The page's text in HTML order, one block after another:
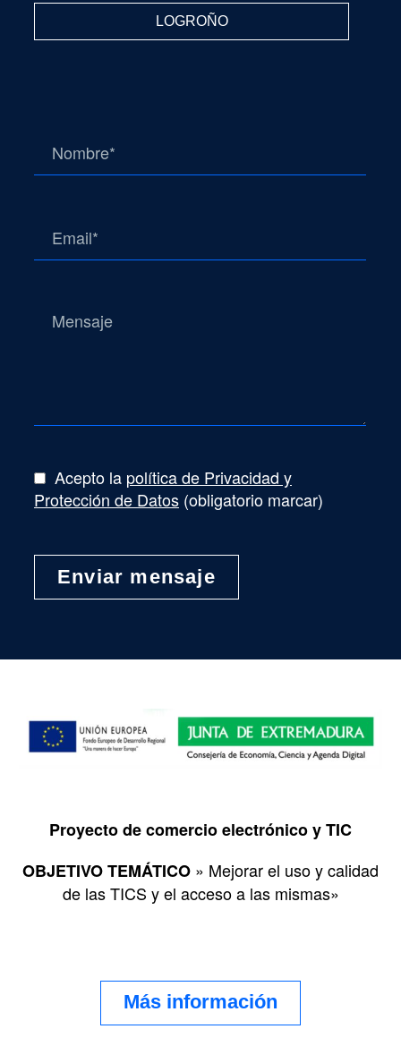
LOGROÑO
Acepto la política de Privacidad y
Protección de Datos (obligatorio marcar)
Proyecto de comercio electrónico y TIC
OBJETIVO TEMÁTICO » Mejorar el uso y calidad
de las TICS y el acceso a las mismas»
Más información